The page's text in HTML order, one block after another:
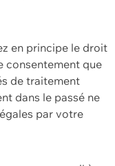
en principe le droit
consentement que
de traitement
dans le passé ne
par votre